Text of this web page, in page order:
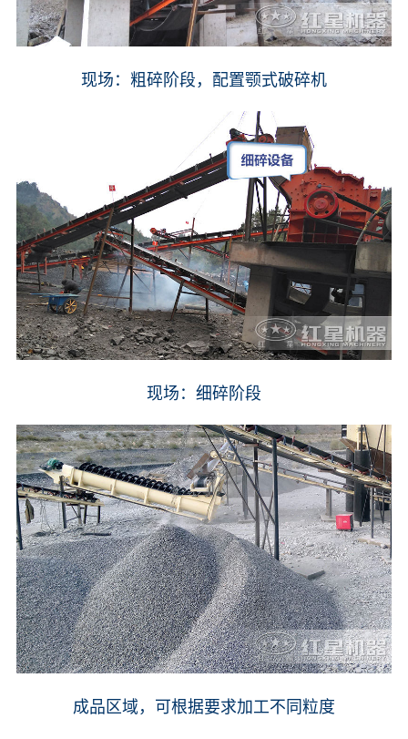
现场：粗碎阶段，配置颚式破碎机
现场：细碎阶段
成品区域，可根据要求加工不同粒度